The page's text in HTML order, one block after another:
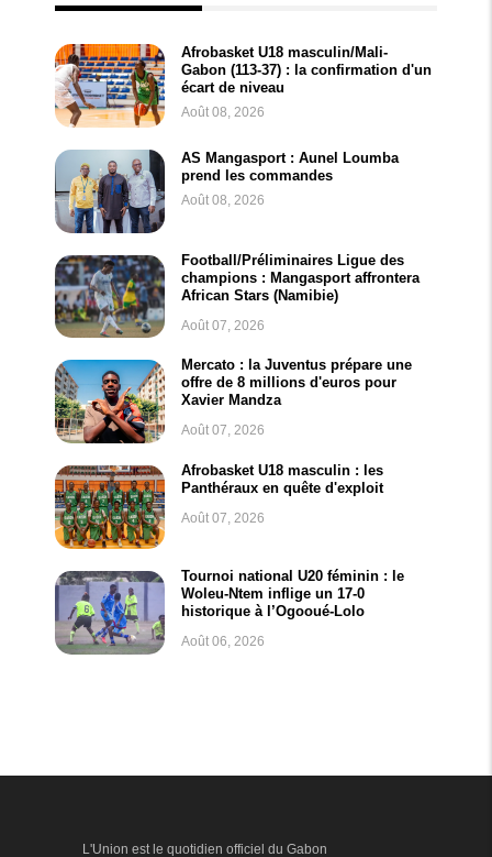
Afrobasket U18 masculin/Mali-
Gabon (113-37) : la confirmation d'un
écart de niveau
Août 08, 2026
AS Mangasport : Aunel Loumba
prend les commandes
Août 08, 2026
Football/Préliminaires Ligue des
champions : Mangasport affrontera
African Stars (Namibie)
Août 07, 2026
Mercato : la Juventus prépare une
offre de 8 millions d'euros pour
Xavier Mandza
Août 07, 2026
Afrobasket U18 masculin : les
Panthéraux en quête d'exploit
Août 07, 2026
Tournoi national U20 féminin : le
Woleu-Ntem inflige un 17-0
historique à l’Ogooué-Lolo
Août 06, 2026
L'Union est le quotidien officiel du Gabon